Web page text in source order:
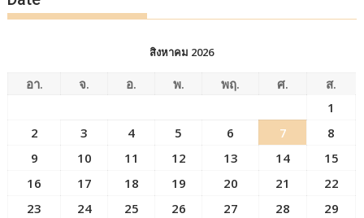
สิงหาคม 2026
อา. จ. อ. พ. พฤ. ศ.
ส.
1
2
3 4 5 6 7
8
9
10 11 12 13 14
15
16
17 18 19 20 21
22
23
24 25 26 27 28
29